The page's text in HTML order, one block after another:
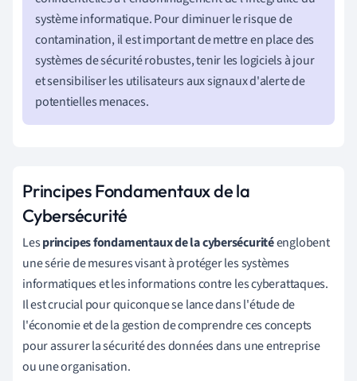
système informatique. Pour diminuer le risque de
contamination, il est important de mettre en place des
systèmes de sécurité robustes, tenir les logiciels à jour
et sensibiliser les utilisateurs aux signaux d'alerte de
potentielles menaces.
Principes Fondamentaux de la
Cybersécurité
Lesprincipes fondamentaux de la cybersécuritéenglobent
une série de mesures visant à protéger les systèmes
informatiques et les informations contre les cyberattaques.
Il est crucial pour quiconque se lance dans l'étude de
l'économie et de la gestion de comprendre ces concepts
pour assurer la sécurité des données dans une entreprise
ou une organisation.